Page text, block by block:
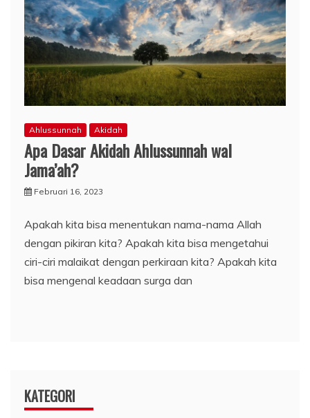
Ahlussunnah Akidah
Apa Dasar Akidah Ahlussunnah wal
Jama’ah?
Februari 16, 2023
Apakah kita bisa menentukan nama-nama Allah
dengan pikiran kita? Apakah kita bisa mengetahui
ciri-ciri malaikat dengan perkiraan kita? Apakah kita
bisa mengenal keadaan surga dan
KATEGORI